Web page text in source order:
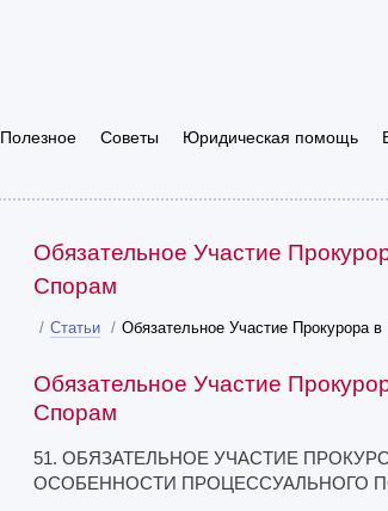
Полезное Советы Юридическая помощь
Обязательное Участие
Спорам
/ Статьи / Обязательное Участие Прокурора
Обязательное Участие
Спорам
51. ОБЯЗАТЕЛЬНОЕ УЧАСТИЕ
ОСОБЕННОСТИ ПРОЦЕССУАЛЬНОГО